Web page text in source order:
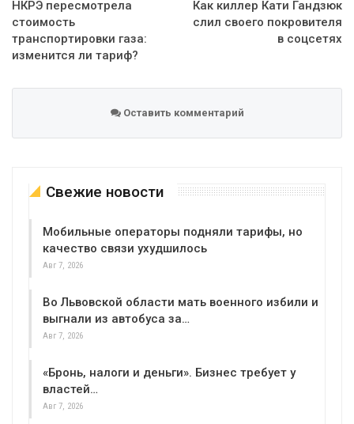
НКРЭ пересмотрела
стоимость
транспортировки газа:
изменится ли тариф?
Как киллер Кати Гандзюк
слил своего покровителя
в соцсетях
Оставить комментарий
Свежие новости
Мобильные операторы подняли тарифы, но
качество связи ухудшилось
Авг 7, 2026
Во Львовской области мать военного избили и
выгнали из автобуса за…
Авг 7, 2026
«Бронь, налоги и деньги». Бизнес требует у
властей…
Авг 7, 2026